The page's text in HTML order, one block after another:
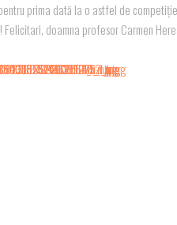
prima dată la o astfel de
doamna profesor Carmen